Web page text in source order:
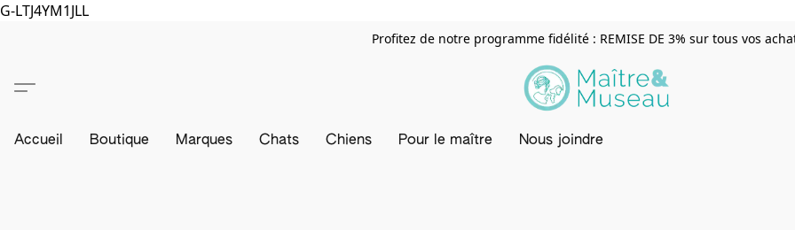
G-LTJ4YM1JLL
Profitez de notre programme fidélité : REMISE DE 3% sur tous vos
Accueil Boutique Marques Chats Chiens Pour le maître Nous joindre